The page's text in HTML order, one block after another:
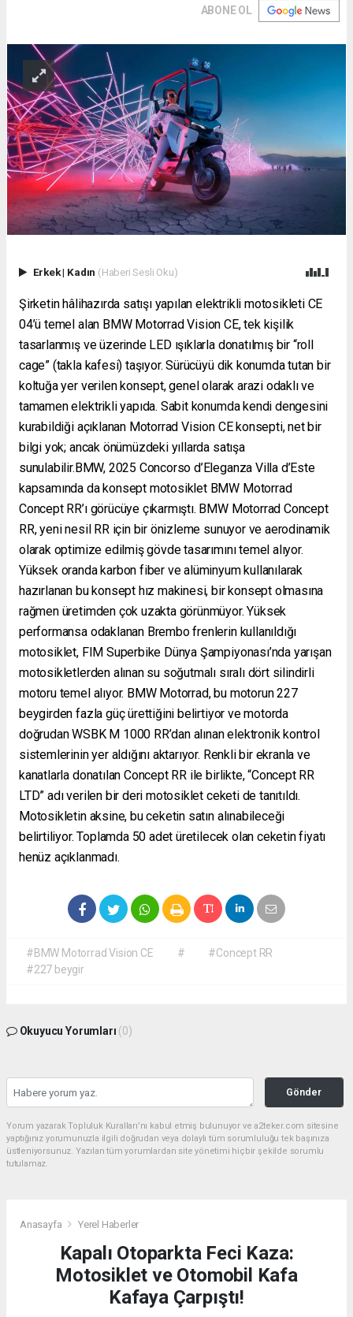
ABONE OL
Erkek| Kadın (Haberi Sesli Oku)
Şirketin hâlihazırda satışı yapılan elektrikli motosikleti CE
04’ü temel alan BMW Motorrad Vision CE, tek kişilik
tasarlanmış ve üzerinde LED ışıklarla donatılmış bir “roll
cage” (takla kafesi) taşıyor. Sürücüyü dik konumda tutan bir
koltuğa yer verilen konsept, genel olarak arazi odaklı ve
tamamen elektrikli yapıda. Sabit konumda kendi dengesini
kurabildiği açıklanan Motorrad Vision CE konsepti, net bir
bilgi yok; ancak önümüzdeki yıllarda satışa
sunulabilir.BMW, 2025 Concorso d’Eleganza Villa d’Este
kapsamında da konsept motosiklet BMW Motorrad
Concept RR’ı görücüye çıkarmıştı. BMW Motorrad Concept
RR, yeni nesil RR için bir önizleme sunuyor ve aerodinamik
olarak optimize edilmiş gövde tasarımını temel alıyor.
Yüksek oranda karbon fiber ve alüminyum kullanılarak
hazırlanan bu konsept hız makinesi, bir konsept olmasına
rağmen üretimden çok uzakta görünmüyor. Yüksek
performansa odaklanan Brembo frenlerin kullanıldığı
motosiklet, FIM Superbike Dünya Şampiyonası’nda yarışan
motosikletlerden alınan su soğutmalı sıralı dört silindirli
motoru temel alıyor. BMW Motorrad, bu motorun 227
beygirden fazla güç ürettiğini belirtiyor ve motorda
doğrudan WSBK M 1000 RR’dan alınan elektronik kontrol
sistemlerinin yer aldığını aktarıyor. Renkli bir ekranla ve
kanatlarla donatılan Concept RR ile birlikte, “Concept RR
LTD” adı verilen bir deri motosiklet ceketi de tanıtıldı.
Motosikletin aksine, bu ceketin satın alınabileceği
belirtiliyor. Toplamda 50 adet üretilecek olan ceketin fiyatı
henüz açıklanmadı.
#BMW Motorrad Vision CE #
#Concept RR
#227 beygir
Okuyucu Yorumları (0)
Gönder
Yorum yazarak Topluluk Kuralları’nı kabul etmiş bulunuyor ve a2teker.com sitesine
yaptığınız yorumunuzla ilgili doğrudan veya dolaylı tüm sorumluluğu tek başınıza
üstleniyorsunuz. Yazılan tüm yorumlardan site yönetimi hiçbir şekilde sorumlu
tutulamaz.
Anasayfa Yerel Haberler
Kapalı Otoparkta Feci Kaza:
Motosiklet ve Otomobil Kafa
Kafaya Çarpıştı!